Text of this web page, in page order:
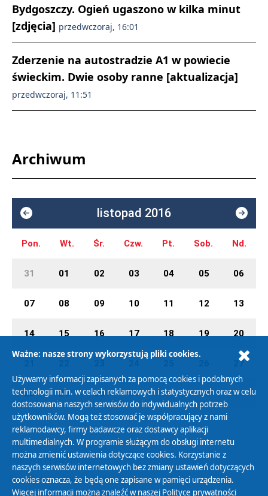
Bydgoszczy. Ogień ugaszono w kilka minut
[zdjęcia] przedwczoraj, 16:01
Zderzenie na autostradzie A1 w powiecie
świeckim. Dwie osoby ranne [aktualizacja]
przedwczoraj, 11:51
Archiwum
listopad 2016
Pon. Wt. Śr. Czw. Pt. Sob. Nd.
31 01 02 03 04 05 06
07 08 09 10 11 12 13
14 15 16 17 18 19 20
27
28 29 30 01 02 03 04
Polityka Prywatności
Zasady korzystania z Serwisu
Ważne: nasze strony wykorzystują pliki cookies.
Używamy informacji zapisanych za pomocą cookies i podobnych
technologii m.in. w celach reklamowych i statystycznych oraz w celu
dostosowania naszych serwisów do indywidualnych potrzeb
użytkowników. Mogą też stosować je współpracujący z nami
reklamodawcy, firmy badawcze oraz dostawcy aplikacji
multimedialnych. W programie służącym do obsługi internetu
można zmienić ustawienia dotyczące cookies. Korzystanie z
naszych serwisów internetowych bez zmiany ustawień dotyczących
cookies oznacza, że będą one zapisane w pamięci urządzenia.
Więcej informacji można znaleźć w naszej Polityce prywatności